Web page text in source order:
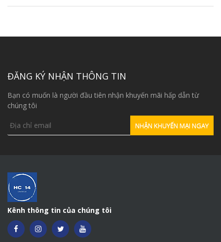
ĐĂNG KÝ NHẬN THÔNG TIN
Bạn có muốn là người đầu tiên nhận khuyến mãi hấp dẫn từ
chúng tôi
Kênh thông tin của chúng tôi